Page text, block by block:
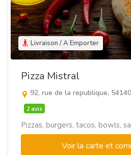
Livraison / A Emporter
Pizza Mistral
92, rue de la republique,
2 avis
Pizzas, burgers, tacos, bowls,
Voir la carte et